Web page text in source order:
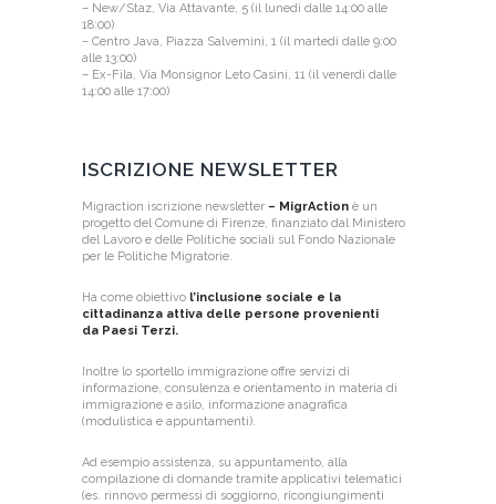
– New/Staz, Via Attavante, 5 (il lunedì dalle 14:00 alle
18:00)
– Centro Java, Piazza Salvemini, 1 (il martedì dalle 9:00
alle 13:00)
– Ex-Fila, Via Monsignor Leto Casini, 11 (il venerdì dalle
14:00 alle 17:00)
ISCRIZIONE NEWSLETTER
Migraction iscrizione newsletter – MigrAction è un
progetto del Comune di Firenze, finanziato dal Ministero
del Lavoro e delle Politiche sociali sul Fondo Nazionale
per le Politiche Migratorie.
Ha come obiettivo l’inclusione sociale e la
cittadinanza attiva delle persone provenienti
da Paesi Terzi.
Inoltre lo sportello immigrazione offre servizi di
informazione, consulenza e orientamento in materia di
immigrazione e asilo, informazione anagrafica
(modulistica e appuntamenti).
Ad esempio assistenza, su appuntamento, alla
compilazione di domande tramite applicativi telematici
(es. rinnovo permessi di soggiorno, ricongiungimenti